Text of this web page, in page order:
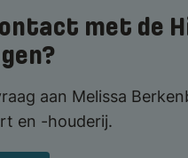
met de
aan Melissa
en -houderij.